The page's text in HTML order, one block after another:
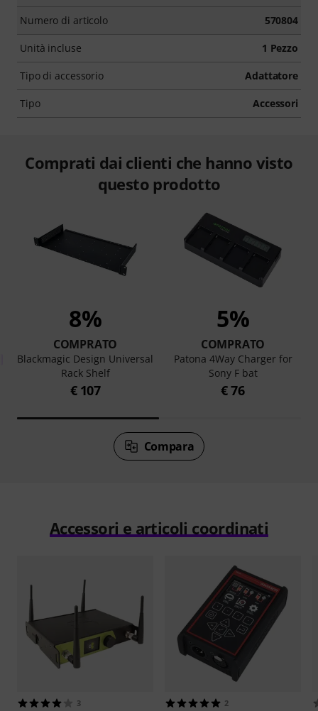
Numero di articolo 570804
Unità incluse 1 Pezzo
Tipo di accessorio Adattatore
Tipo Accessori
Comprati dai clienti che hanno visto
questo prodotto
8%
COMPRATO
Blackmagic Design Universal
Rack Shelf
€ 107
5%
COMPRATO
Patona 4Way Charger for
Sony F bat
€ 76
Compara
Accessori e articoli coordinati
3 2